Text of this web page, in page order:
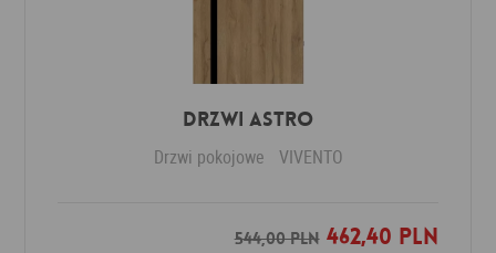
Drzwi ASTRO
Drzwi pokojowe VIVENTO
544,00 PLN462,40 PLN
Dodaj do ulubionych